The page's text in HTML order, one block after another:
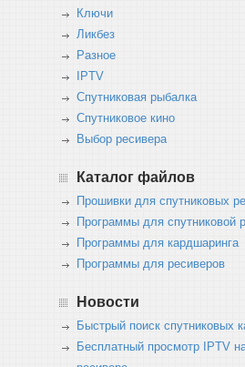
Ключи
Ликбез
Разное
IPTV
Спутниковая рыбалка
Спутниковое кино
Выбор ресивера
Каталог файлов
Прошивки для спутниковых
Программы для спутниковой
Программы для кардшаринга
Программы для ресиверов
Новости
Быстрый поиск спутниковых
Бесплатный просмотр IPTV